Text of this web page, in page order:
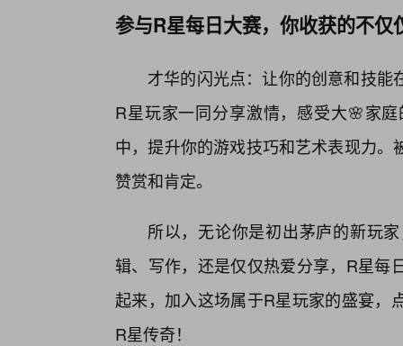
参与R星每日大赛，你收获的不仅
才华的闪光点：让你的创意和技
R星玩家一同分享激情，感受大🌸家
中，提升你的游戏技巧和艺术表现力
赞赏和肯定。
所以，无论你是初出茅庐的新玩
辑、写作，还是仅仅热爱分享，R星每
起来，加入这场属于R星玩家的盛宴，
R星传奇！